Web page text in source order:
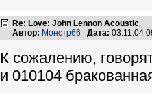
Re: Love: John Lennon Acoustic
Автор: Монстр66 Дата: 03.11.04
К сожалению,
и 010104